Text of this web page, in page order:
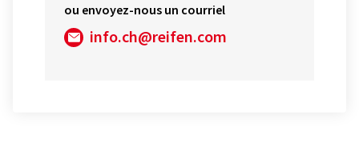
ou envoyez-nous un courriel
info.ch@reifen.com